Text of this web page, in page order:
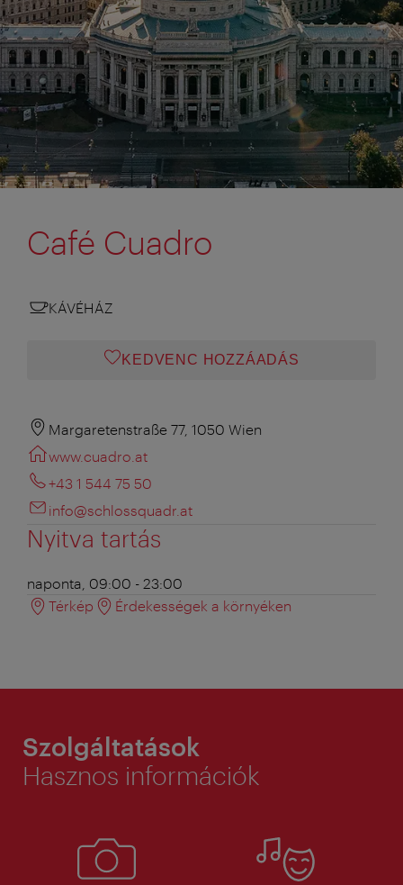
Café Cuadro
KÁVÉHÁZ
KEDVENC HOZZÁADÁS
Margaretenstraße 77, 1050 Wien
www.cuadro.at
+43 1 544 75 50
info@schlossquadr.at
Nyitva tartás
naponta, 09:00 - 23:00
Térkép
Érdekességek a környéken
Szolgáltatások
Hasznos információk